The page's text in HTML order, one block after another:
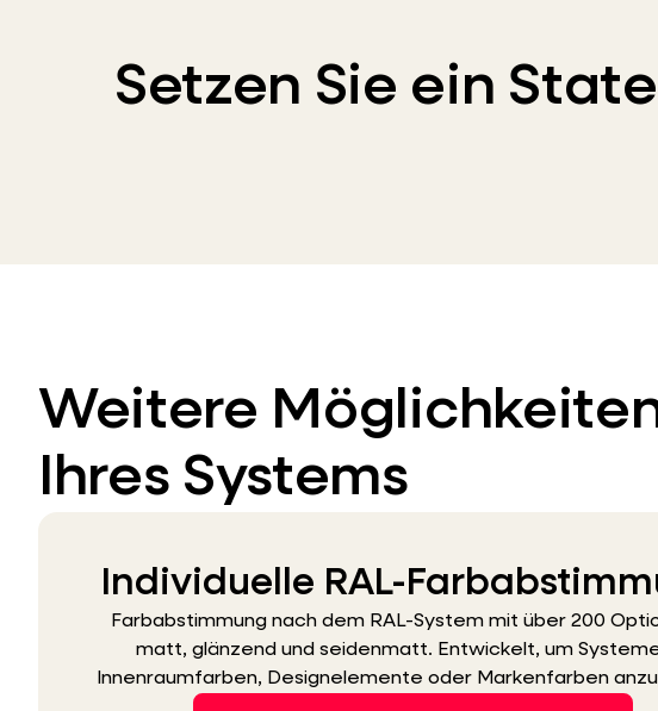
Setzen Sie ein
Weitere
Ihres Systems
Individuelle RAL-
Farbabstimmung nach dem RAL-System mit über 200
matt, glänzend und seidenmatt. Entwickelt, um
Innenraumfarben, Designelemente oder Markenfarben